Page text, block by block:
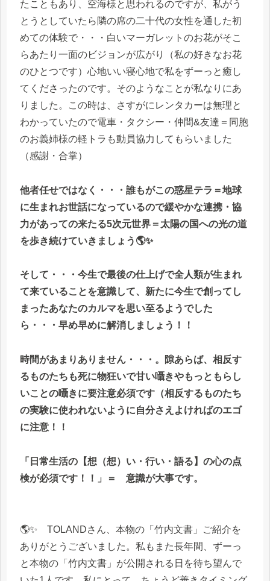
たこともあり、空海様と思われるのですが、私がう
とうとしていたら隣の席の二十代の女性を通した初
めての体験で・・・白いマーガレットのお花がそこ
らあたり一面のビジョンが広がり（私の好きなお花
のひとつです）心地いい寝心地で私をずーっと癒し
てくださったのです。そのようなことが私なりにあ
りました。この時は、さすがにレンタカーは無理と
わかっていたので電車・タクシー・仲間&友達＝同胞
のお義姉様の軽トラも動員協力してもらいました
（感謝・合掌）
他者任せではなく・・・誰もがこの惑星テラ＝地球
に生まれお世話になっているので緩やかな連携・協
力があっての来たる5次元世界＝太陽の国への光の道
を歩き続けていきましょう🌎✨
そして・・・今生で最後の仕上げで全人類が生まれ
て来ていることを意識して、新たに今生で創ってし
まったあなたのカルマを思い至るようでした
ら・・・早め早めに解消しましょう！！
時間があまりありません・・・。隙あらば、相反す
るものたちも死に物狂いで甘い囁きやもっともらし
いことの囁きに要注意必須です（相反するものたち
の実験に使われないように自分さえよければのエゴ
に注意！！
「日常生活の【想（想）い・行い・語る】の心の点
検が必須です！！」＝ 意識が大事です。
🌎✨ TOLANDさん、本物の「竹内文書」ご紹介を
ありがとうございました。私もまた長年間、ずーっ
と本物の「竹内文書」が公開される日を待ち望んで